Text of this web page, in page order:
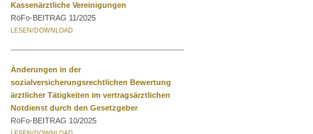
Kassenärztliche Vereinigungen
RöFo-BEITRAG 11/2025
Änderungen in der
sozialversicherungsrechtlichen Bewertung
ärztlicher Tätigkeiten im vertragsärztlichen
Notdienst durch den Gesetzgeber
RöFo-BEITRAG 10/2025